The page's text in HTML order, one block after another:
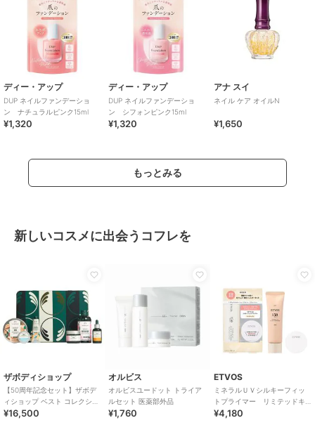
ディー・アップ
DUP ネイルファンデーショ
ン ナチュラルピンク15ml
¥1,320
ディー・アップ
DUP ネイルファンデーショ
ン シフォンピンク15ml
¥1,320
アナ スイ
ネイル ケア オイルN
¥1,650
もっとみる
新しいコスメに出会うコフレを
ザボディショップ
【50周年記念セット】ザボデ
ィショップ ベスト コレクショ
ン
¥16,500
オルビス
オルビスユードット トライア
ルセット 医薬部外品
¥1,760
ETVOS
ミネラルＵＶシルキーフィッ
トプライマー リミテッドキ
ット
¥4,180